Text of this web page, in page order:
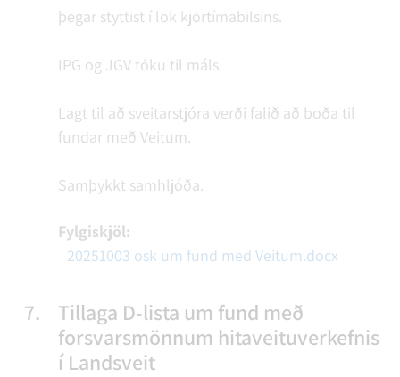
þegar styttist í lok kjörtímabilsins.
IPG og JGV tóku til máls.
Lagt til að sveitarstjóra verði falið að boða til
fundar með Veitum.
Samþykkt samhljóða.
Fylgiskjöl:
20251003 osk um fund med Veitum.docx
7.
Tillaga D-lista um fund með
forsvarsmönnum hitaveituverkefnis
í Landsveit